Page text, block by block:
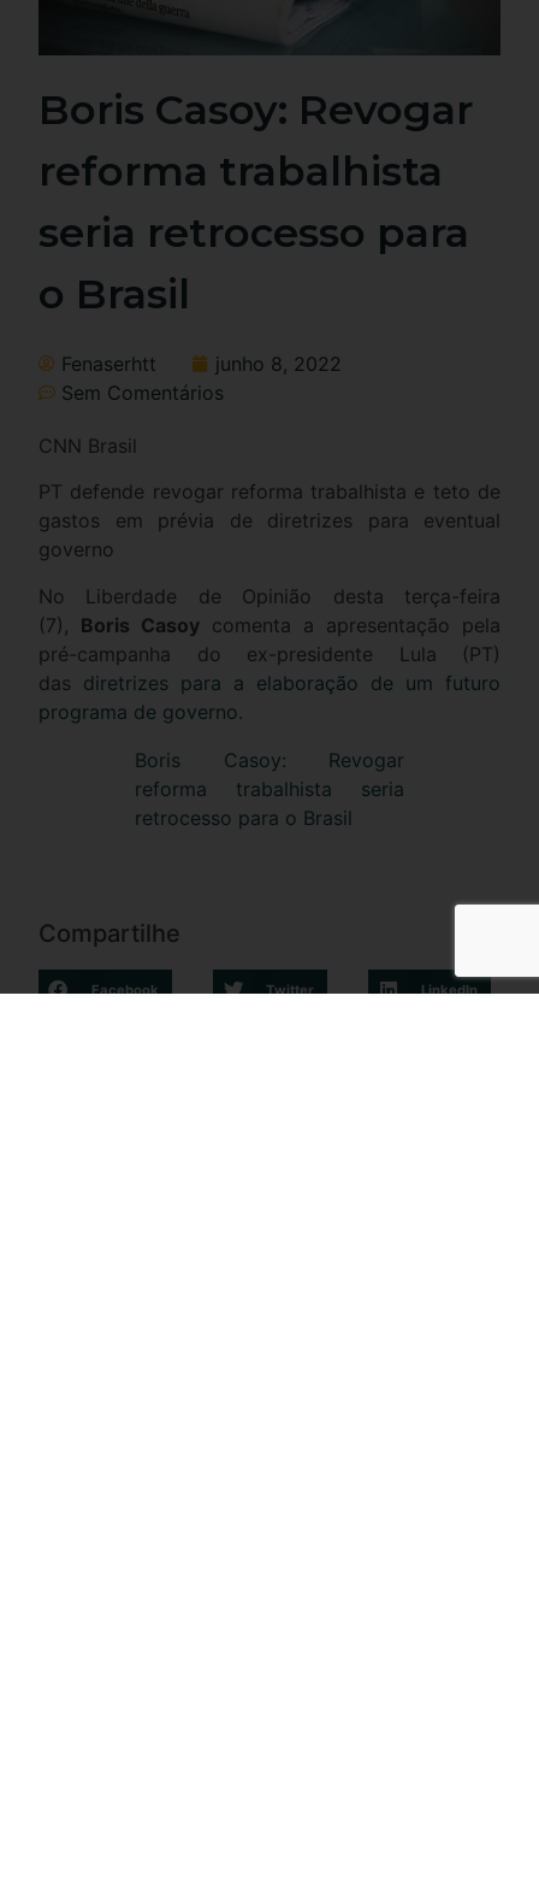
Boris Casoy: Revogar
reforma trabalhista
seria retrocesso para
o Brasil
Fenaserhtt
junho 8, 2022
Sem Comentários
CNN Brasil
PT defende revogar reforma trabalhista e teto de
gastos em prévia de diretrizes para eventual
governo
No Liberdade de Opinião desta terça-feira
(7), Boris Casoy comenta a apresentação pela
pré-campanha do ex-presidente Lula (PT)
das diretrizes para a elaboração de um futuro
programa de governo.
Boris Casoy: Revogar
reforma trabalhista seria
retrocesso para o Brasil
Compartilhe
Facebook Twitter LinkedIn